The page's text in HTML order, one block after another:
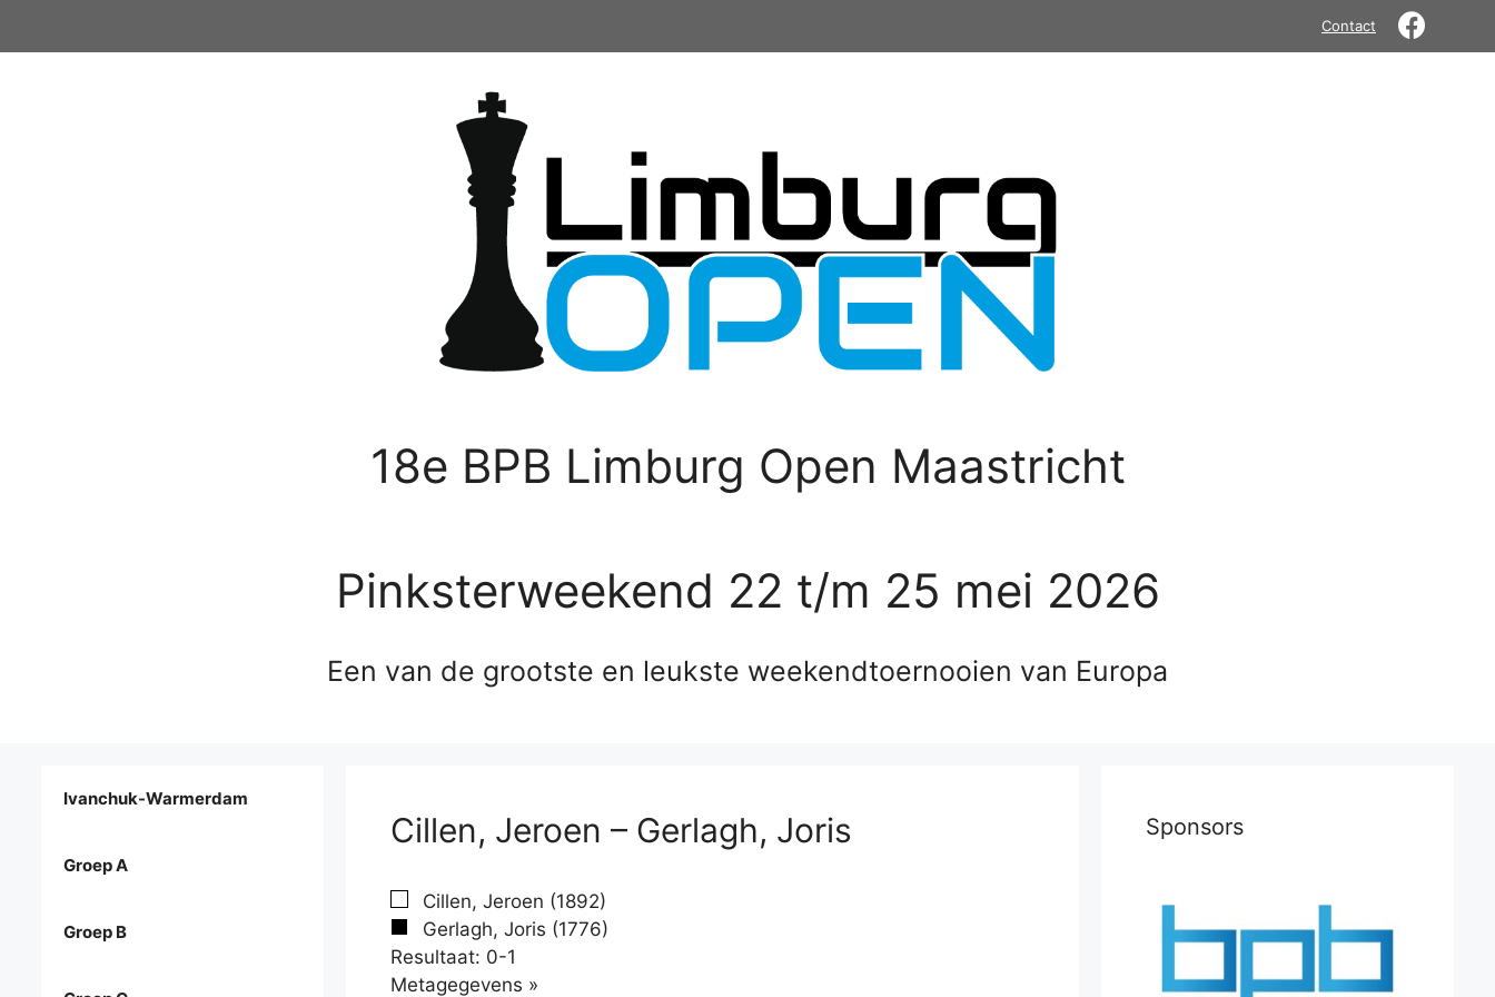
Contact
18e BPB Limburg Open Maastricht
Pinksterweekend 22 t/m 25 mei 2026
Een van de grootste en leukste weekendtoernooien van Europa
Cillen, Jeroen – Gerlagh, Joris
Cillen, Jeroen (1892)
Gerlagh, Joris (1776)
Resultaat: 0-1
Metagegevens »
Ivanchuk-Warmerdam
Groep A
Groep B
Sponsors